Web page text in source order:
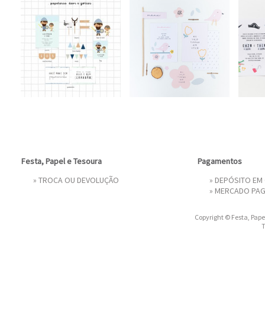
Festa, Papel e Tesoura
» TROCA OU DEVOLUÇÃO
Pagamentos
» DEPÓSITO EM
» MERCADO
Copyright © Festa,